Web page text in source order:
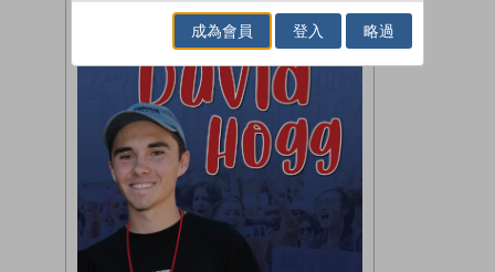
成為會員 登入 略過